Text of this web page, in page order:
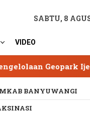
SABTU, 8
VIDEO
Geopark
BANYUWANGI